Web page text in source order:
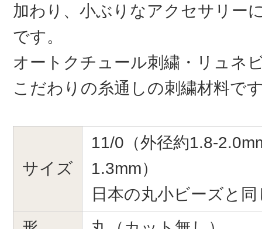
加わり、小ぶりなアクセサリー
です。
オートクチュール刺繍・リュネ
こだわりの糸通しの刺繍材料で
サイズ
11/0（外径約1.8-
1.3mm）
日本の丸小ビーズと